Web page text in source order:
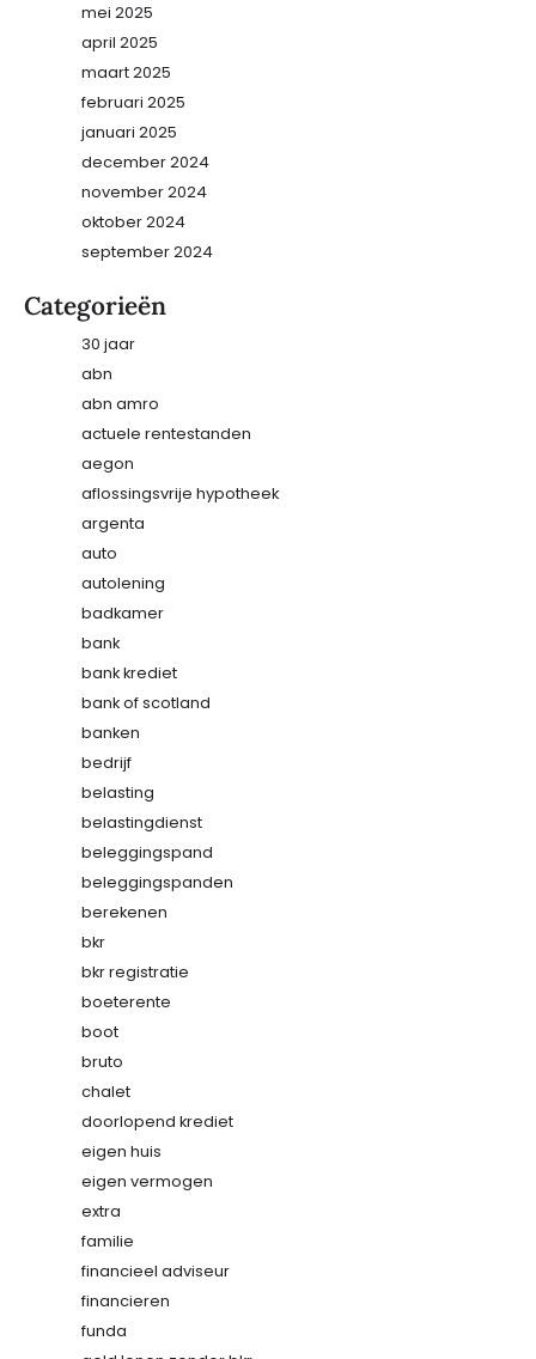
mei 2025
april 2025
maart 2025
februari 2025
januari 2025
december 2024
november 2024
oktober 2024
september 2024
Categorieën
30 jaar
abn
abn amro
actuele rentestanden
aegon
aflossingsvrije hypotheek
argenta
auto
autolening
badkamer
bank
bank krediet
bank of scotland
banken
bedrijf
belasting
belastingdienst
beleggingspand
beleggingspanden
berekenen
bkr
bkr registratie
boeterente
boot
bruto
chalet
doorlopend krediet
eigen huis
eigen vermogen
extra
familie
financieel adviseur
financieren
funda